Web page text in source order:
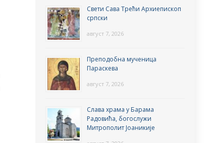
Свети Сава Трећи Архиепископ
српски
август 7, 2026
Преподобна мученица
Параскева
август 7, 2026
Слава храма у Барама
Радовића, богослужи
Митрополит Јоаникије